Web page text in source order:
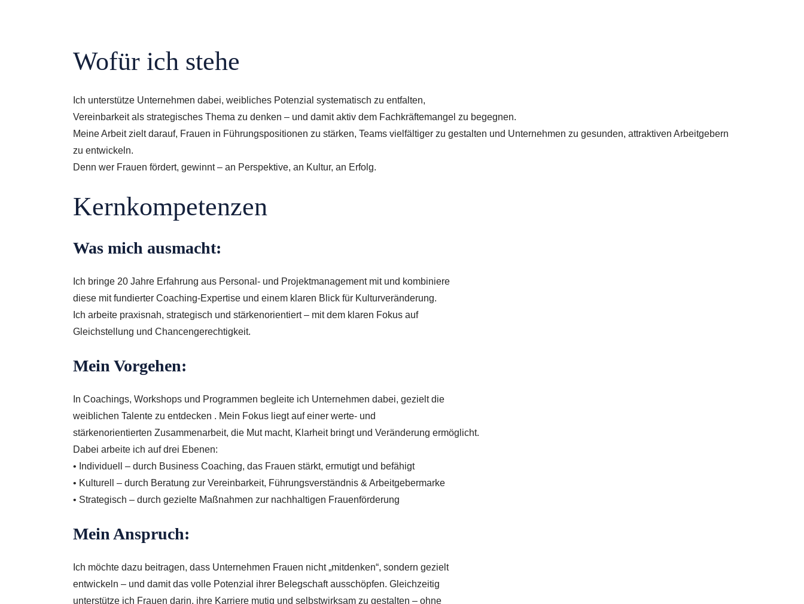
Wofür ich stehe
Ich unterstütze Unternehmen dabei, weibliches Potenzial systematisch zu entfalten,
Vereinbarkeit als strategisches Thema zu denken – und damit aktiv dem Fachkräftemangel zu begegnen.
Meine Arbeit zielt darauf, Frauen in Führungspositionen zu stärken, Teams vielfältiger zu gestalten und Unternehmen zu gesunden, attraktiven Arbeitgebern
zu entwickeln.
Denn wer Frauen fördert, gewinnt – an Perspektive, an Kultur, an Erfolg.
Kernkompetenzen
Was mich ausmacht:
Ich bringe 20 Jahre Erfahrung aus Personal- und Projektmanagement mit und kombiniere
diese mit fundierter Coaching-Expertise und einem klaren Blick für Kulturveränderung.
Ich arbeite praxisnah, strategisch und stärkenorientiert – mit dem klaren Fokus auf
Gleichstellung und Chancengerechtigkeit.
Mein Vorgehen:
In Coachings, Workshops und Programmen begleite ich Unternehmen dabei, gezielt die
weiblichen Talente zu entdecken . Mein Fokus liegt auf einer werte- und
stärkenorientierten Zusammenarbeit, die Mut macht, Klarheit bringt und Veränderung ermöglicht.
Dabei arbeite ich auf drei Ebenen:
• Individuell
– durch Business Coaching, das Frauen stärkt, ermutigt und befähigt
• Kulturell
– durch Beratung zur Vereinbarkeit, Führungsverständnis & Arbeitgebermarke
• Strategisch – durch gezielte Maßnahmen zur nachhaltigen Frauenförderung
Mein Anspruch:
Ich möchte dazu beitragen, dass Unternehmen Frauen nicht „mitdenken“, sondern gezielt
entwickeln – und damit das volle Potenzial ihrer Belegschaft ausschöpfen. Gleichzeitig
unterstütze ich Frauen darin, ihre Karriere mutig und selbstwirksam zu gestalten – ohne